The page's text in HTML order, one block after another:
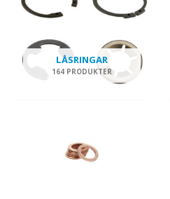
LÅSRINGAR
164 PRODUKTER